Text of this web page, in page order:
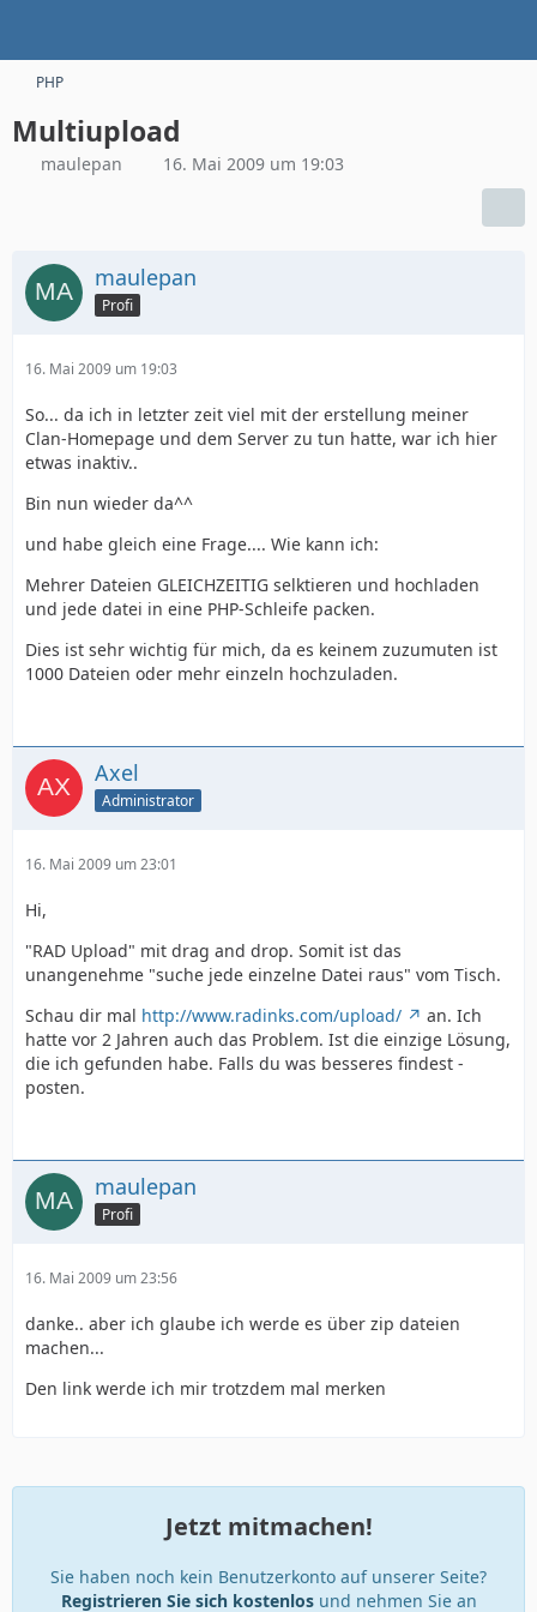
PHP
Multiupload
maulepan 16. Mai 2009 um 19:03
maulepan
Profi
16. Mai 2009 um 19:03
So... da ich in letzter zeit viel mit der erstellung meiner
Clan-Homepage und dem Server zu tun hatte, war ich hier
etwas inaktiv..
Bin nun wieder da^^
und habe gleich eine Frage.... Wie kann ich:
Mehrer Dateien GLEICHZEITIG selktieren und hochladen
und jede datei in eine PHP-Schleife packen.
Dies ist sehr wichtig für mich, da es keinem zuzumuten ist
1000 Dateien oder mehr einzeln hochzuladen.
Axel
Administrator
16. Mai 2009 um 23:01
Hi,
"RAD Upload" mit drag and drop. Somit ist das
unangenehme "suche jede einzelne Datei raus" vom Tisch.
Schau dir mal http://www.radinks.com/upload/
an. Ich
hatte vor 2 Jahren auch das Problem. Ist die einzige Lösung,
die ich gefunden habe. Falls du was besseres findest -
posten.
maulepan
Profi
16. Mai 2009 um 23:56
danke.. aber ich glaube ich werde es über zip dateien
machen...
Den link werde ich mir trotzdem mal merken
Jetzt mitmachen!
Sie haben noch kein Benutzerkonto auf unserer Seite?
Registrieren Sie sich kostenlosund nehmen Sie an